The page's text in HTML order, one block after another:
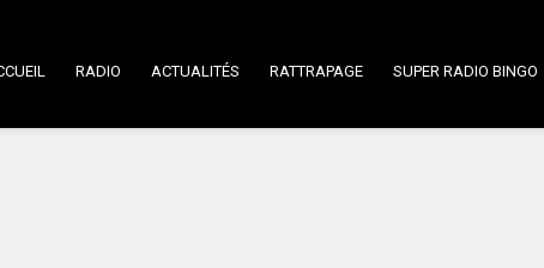
RADIO ACTUALITÉS RATTRAPAGE SUPER RADIO BINGO